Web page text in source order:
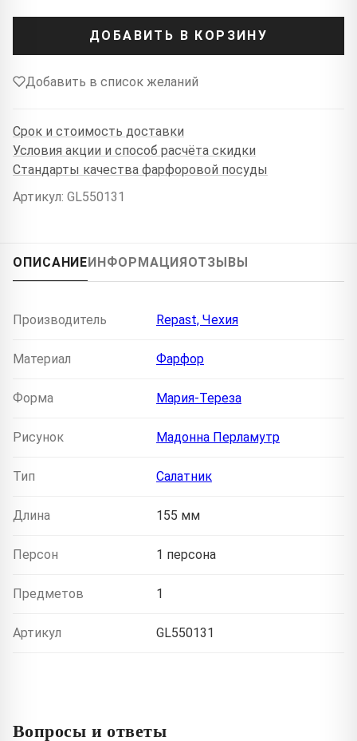
ДОБАВИТЬ В КОРЗИНУ
Добавить в список желаний
Срок и стоимость доставки
Условия акции и способ расчёта скидки
Стандарты качества фарфоровой посуды
Артикул: GL550131
ОПИСАНИЕИНФОРМАЦИЯОТЗЫВЫ
Производитель Repast, Чехия
Материал Фарфор
Форма Мария-Тереза
Рисунок Мадонна Перламутр
Тип Салатник
Длина 155 мм
Персон 1 персона
Предметов 1
Артикул GL550131
Вопросы и ответы